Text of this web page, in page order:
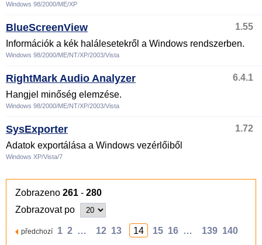
Windows 98/2000/ME/XP
BlueScreenView
1.55
Információk a kék halálesetekről a Windows rendszerben.
Windows 98/2000/ME/NT/XP/2003/Vista
RightMark Audio Analyzer
6.4.1
Hangjel minőség elemzése.
Windows 98/2000/ME/NT/XP/2003/Vista
SysExporter
1.72
Adatok exportálása a Windows vezérlőiből
Windows XP/Vista/7
Zobrazeno 261 - 280
Zobrazovat po
předchozí 1 2 … 12 13 14 15 16 … 139 140